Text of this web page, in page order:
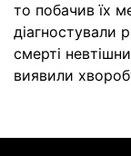
то побачив їх
діагностували
смерті
виявили